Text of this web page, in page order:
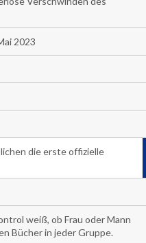
2023
die erste offizielle
weiß, ob Frau oder Mann
Bücher in jeder Gruppe.